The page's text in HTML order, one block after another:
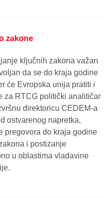
zakone
ključnih zakona važan
da se do kraja godine
će Evropska unija pratiti i
za RTCG politički analitičar
direktoricu CEDEM-a
ostvarenog napretka,
pregovora do kraja godine
i postizanje
u oblastima vladavine